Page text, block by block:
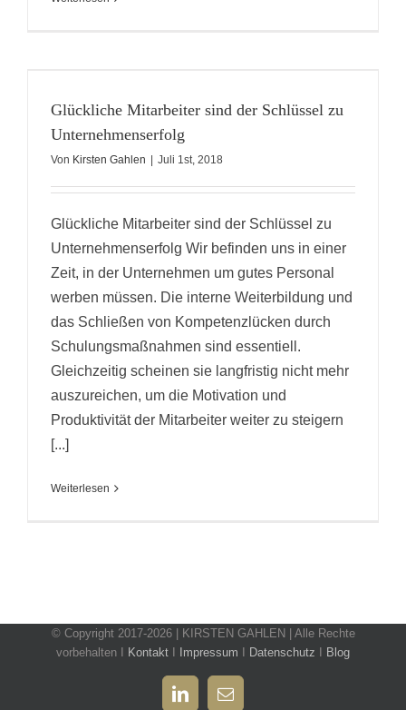
Glückliche Mitarbeiter sind der Schlüssel zu
Unternehmenserfolg
Von Kirsten Gahlen Juli 1st, 2018
Glückliche Mitarbeiter sind der Schlüssel zu
Unternehmenserfolg Wir befinden uns in einer
Zeit, in der Unternehmen um gutes Personal
werben müssen. Die interne Weiterbildung und
das Schließen von Kompetenzlücken durch
Schulungsmaßnahmen sind essentiell.
Gleichzeitig scheinen sie langfristig nicht mehr
auszureichen, um die Motivation und
Produktivität der Mitarbeiter weiter zu steigern
[...]
Weiterlesen
© Copyright 2017-2026 | KIRSTEN GAHLEN | Alle Rechte
vorbehalten I
Kontakt Impressum Datenschutz Blog
LinkedIn
E-